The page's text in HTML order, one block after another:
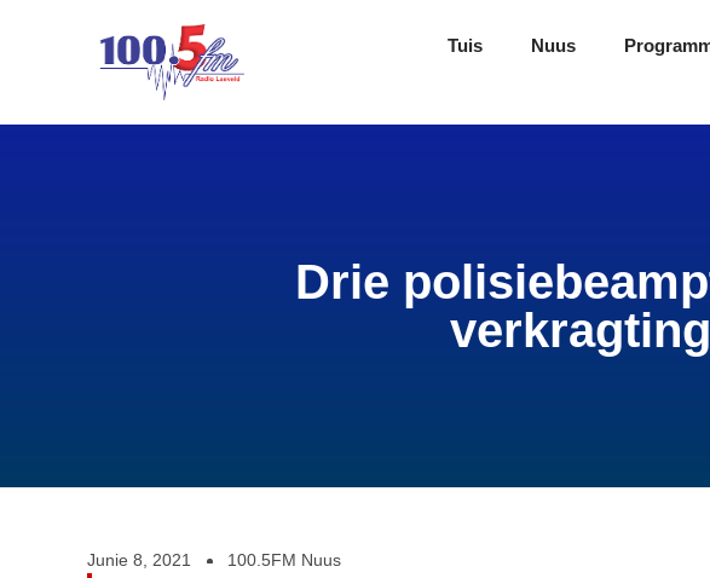
Tuis Nuus
Drie
Junie 8, 2021 100.5FM Nuus